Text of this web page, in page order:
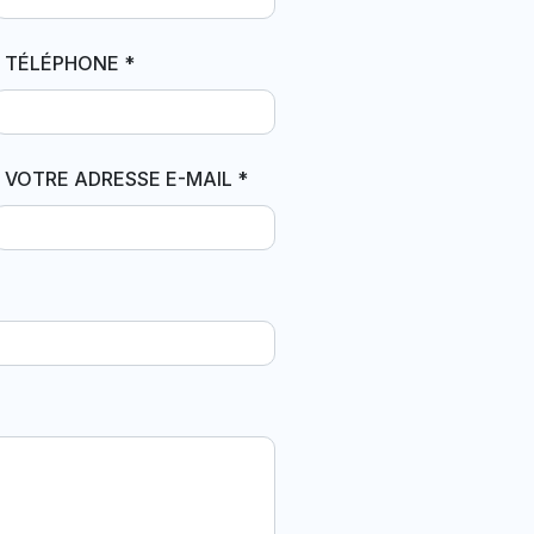
TÉLÉPHONE *
VOTRE ADRESSE E-MAIL *